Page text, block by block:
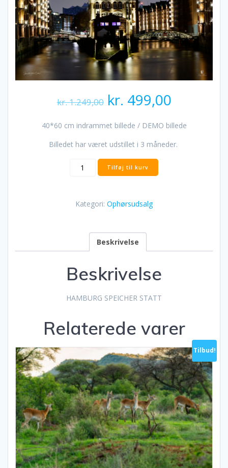
kr.1.249,00 Den
oprindelige
pris
var:
kr. 1.249,00.
kr. 499,00Den
pris
er:
kr.
40*60 cm indrammet billede / DEMO billede
Billedet har været udstillet i 3 måneder.
Speicherstadt
antal
Tilføj til kurv
Kategori: Ophørsudsalg
Beskrivelse
Beskrivelse
HAMBURG SPEICHER STATT
Relaterede varer
Tilbud!